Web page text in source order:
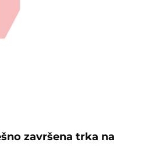
završena trka na